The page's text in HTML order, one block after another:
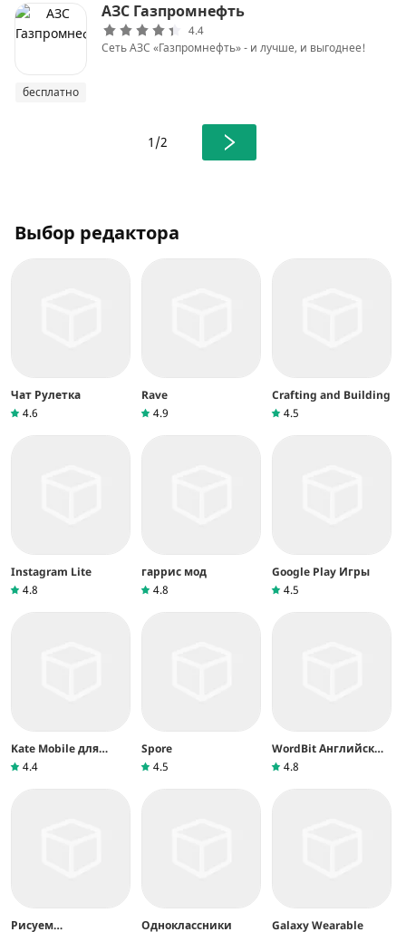
бесплатно
АЗС Газпромнефть
4.4
Сеть АЗС «Газпромнефть» - и лучше, и выгоднее!
1/2
Выбор редактора
Чат Рулетка
4.6
Rave
4.9
Crafting and Building
4.5
Instagram Lite
4.8
гаррис мод
4.8
Google Play Игры
4.5
Kate Mobile для
ВКонтакте
4.4
Spore
4.5
WordBit Английский
язык
4.8
Рисуем
Одноклассники Galaxy Wearable